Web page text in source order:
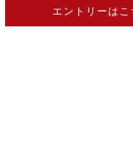
エントリーはこ